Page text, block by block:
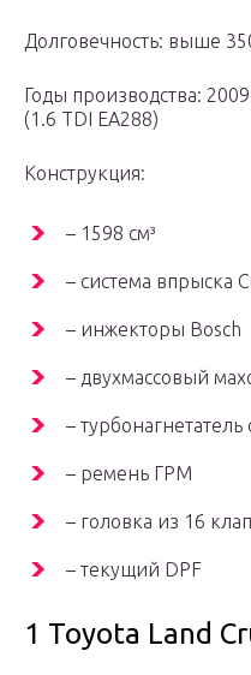
Долговечность: выше
Годы производства:
(1.6 TDI EA288)
Конструкция:
– 1598 см³
– система впрыска
– инжекторы Bosch
– двухмассовый
–
– ремень ГРМ
– головка из 16
– текущий DPF
1 Toyota Land